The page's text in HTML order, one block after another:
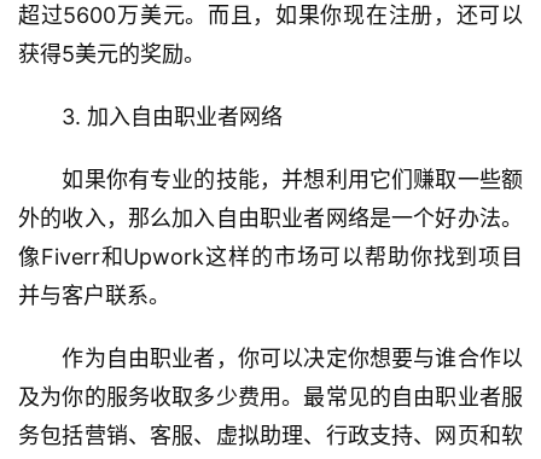
超过5600万美元。而且，如果你现在注册，还可以
获得5美元的奖励。
3. 加入自由职业者网络
如果你有专业的技能，并想利用它们赚取一些额
外的收入，那么加入自由职业者网络是一个好办法。
像Fiverr和Upwork这样的市场可以帮助你找到项目
并与客户联系。
作为自由职业者，你可以决定你想要与谁合作以
及为你的服务收取多少费用。最常见的自由职业者服
务包括营销、客服、虚拟助理、行政支持、网页和软